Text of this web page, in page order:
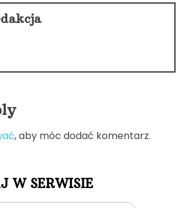
, aby móc dodać komentarz.
W SERWISIE